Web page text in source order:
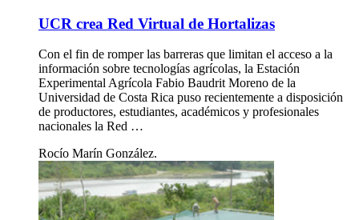
UCR crea Red Virtual de Hortalizas
Con el fin de romper las barreras que limitan el acceso a la
información sobre tecnologías agrícolas, la Estación
Experimental Agrícola Fabio Baudrit Moreno de la
Universidad de Costa Rica puso recientemente a disposición
de productores, estudiantes, académicos y profesionales
nacionales la Red …
Rocío Marín González.